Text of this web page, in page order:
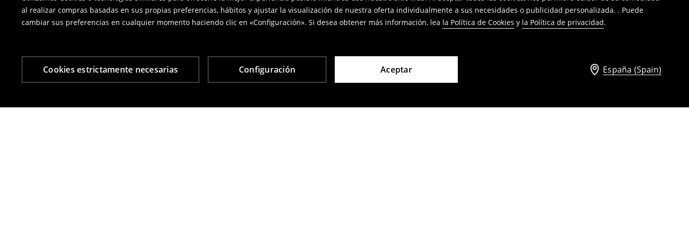
al realizar compras basadas en sus propias preferencias, hábitos y ajustar la visualización de nuestra oferta individualmente a sus necesidades o publicidad personalizada. . Puede
cambiar sus preferencias en cualquier momento haciendo clic en «Configuración». Si desea obtener más información, lea la Política de Cookies y la Política de privacidad.
Cookies estrictamente necesarias Configuración Aceptar España (Spain)